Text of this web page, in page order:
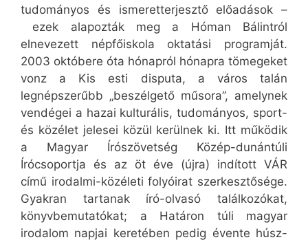
tudományos és ismeretterjesztő előadások –
ezek alapozták meg a Hóman Bálintról
elnevezett népfőiskola oktatási programját.
2003 októbere óta hónapról hónapra tömegeket
vonz a Kis esti disputa, a város talán
legnépszerűbb „beszélgető műsora”, amelynek
vendégei a hazai kulturális, tudományos, sport-
és közélet jelesei közül kerülnek ki. Itt működik
a Magyar Írószövetség Közép-dunántúli
Írócsoportja és az öt éve (újra) indított VÁR
című irodalmi-közéleti folyóirat szerkesztősége.
Gyakran tartanak író-olvasó találkozókat,
könyvbemutatókat; a Határon túli magyar
irodalom napjai keretében pedig évente húsz-